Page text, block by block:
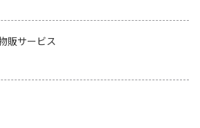
販サービス